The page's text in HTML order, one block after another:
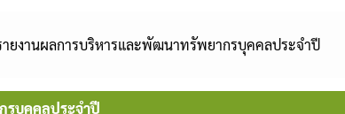
ายงานผลการบริหารและพัฒนาทรัพยากรบุคคลประจำปี
รบุคคลประจำปี